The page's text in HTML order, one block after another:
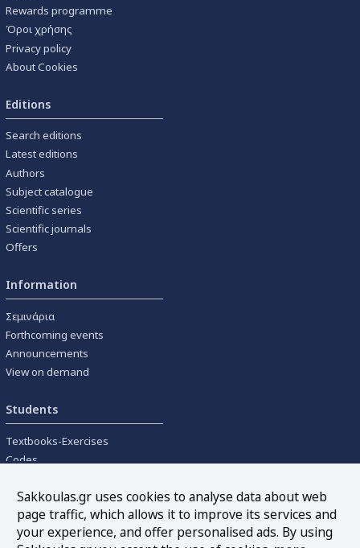
Rewards programme
Όροι χρήσης
Privacy policy
About Cookies
Editions
Search editions
Latest editions
Authors
Subject catalogue
Scientific series
Scientific journals
Offers
Information
Σεμινάρια
Forthcoming events
Announcements
View on demand
Students
Textbooks-Exercises
Codes
Tools
Sakkoulas.gr uses cookies to analyse data about web
page traffic, which allows it to improve its services and
your experience, and offer personalised ads. By using